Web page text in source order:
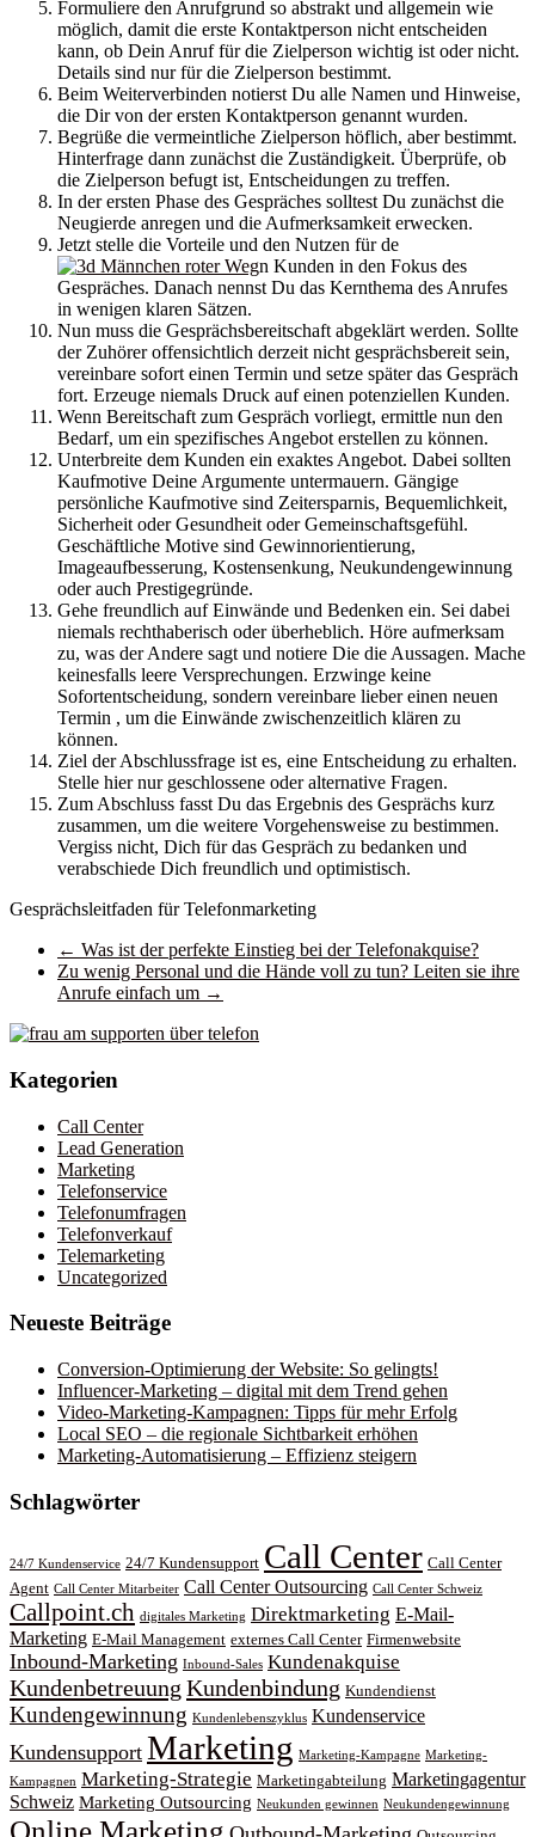
Formuliere den Anrufgrund so abstrakt und allgemein wie
möglich, damit die erste Kontaktperson nicht entscheiden
kann, ob Dein Anruf für die Zielperson wichtig ist oder nicht.
Details sind nur für die Zielperson bestimmt.
Beim Weiterverbinden notierst Du alle Namen und Hinweise,
die Dir von der ersten Kontaktperson genannt wurden.
Begrüße die vermeintliche Zielperson höflich, aber bestimmt.
Hinterfrage dann zunächst die Zuständigkeit. Überprüfe, ob
die Zielperson befugt ist, Entscheidungen zu treffen.
In der ersten Phase des Gespräches solltest Du zunächst die
Neugierde anregen und die Aufmerksamkeit erwecken.
Jetzt stelle die Vorteile und den Nutzen für de
n Kunden in den Fokus des
Gespräches. Danach nennst Du das Kernthema des Anrufes
in wenigen klaren Sätzen.
Nun muss die Gesprächsbereitschaft abgeklärt werden. Sollte
der Zuhörer offensichtlich derzeit nicht gesprächsbereit sein,
vereinbare sofort einen Termin und setze später das Gespräch
fort. Erzeuge niemals Druck auf einen potenziellen Kunden.
Wenn Bereitschaft zum Gespräch vorliegt, ermittle nun den
Bedarf, um ein spezifisches Angebot erstellen zu können.
Unterbreite dem Kunden ein exaktes Angebot. Dabei sollten
Kaufmotive Deine Argumente untermauern. Gängige
persönliche Kaufmotive sind Zeitersparnis, Bequemlichkeit,
Sicherheit oder Gesundheit oder Gemeinschaftsgefühl.
Geschäftliche Motive sind Gewinnorientierung,
Imageaufbesserung, Kostensenkung, Neukundengewinnung
oder auch Prestigegründe.
Gehe freundlich auf Einwände und Bedenken ein. Sei dabei
niemals rechthaberisch oder überheblich. Höre aufmerksam
zu, was der Andere sagt und notiere Die die Aussagen. Mache
keinesfalls leere Versprechungen. Erzwinge keine
Sofortentscheidung, sondern vereinbare lieber einen neuen
Termin , um die Einwände zwischenzeitlich klären zu
können.
Ziel der Abschlussfrage ist es, eine Entscheidung zu erhalten.
Stelle hier nur geschlossene oder alternative Fragen.
Zum Abschluss fasst Du das Ergebnis des Gesprächs kurz
zusammen, um die weitere Vorgehensweise zu bestimmen.
Vergiss nicht, Dich für das Gespräch zu bedanken und
verabschiede Dich freundlich und optimistisch.
Gesprächsleitfaden für Telefonmarketing
← Was ist der perfekte Einstieg bei der Telefonakquise?
Zu wenig Personal und die Hände voll zu tun? Leiten sie ihre
Anrufe einfach um →
Kategorien
Call Center
Lead Generation
Marketing
Telefonservice
Telefonumfragen
Telefonverkauf
Telemarketing
Uncategorized
Neueste Beiträge
Conversion-Optimierung der Website: So gelingts!
Influencer-Marketing – digital mit dem Trend gehen
Video-Marketing-Kampagnen: Tipps für mehr Erfolg
Local SEO – die regionale Sichtbarkeit erhöhen
Marketing-Automatisierung – Effizienz steigern
Schlagwörter
24/7 Kundenservice 24/7 Kundensupport Call Center Call Center
Agent Call Center Mitarbeiter Call Center Outsourcing Call Center Schweiz
Callpoint.ch digitales Marketing Direktmarketing E-Mail-
Marketing E-Mail Management externes Call Center Firmenwebsite
Inbound-Marketing Inbound-Sales Kundenakquise
Kundenbetreuung Kundenbindung Kundendienst
Kundengewinnung Kundenlebenszyklus Kundenservice
Kundensupport Marketing Marketing-Kampagne Marketing-
Kampagnen Marketing-Strategie Marketingabteilung Marketingagentur
Schweiz Marketing Outsourcing Neukunden gewinnen Neukundengewinnung